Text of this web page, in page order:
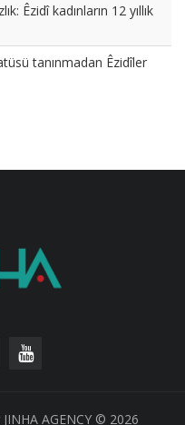
Êzidî kadınların 12 yıllık
tanınmadan Êzidîler
AGENCY © 2026